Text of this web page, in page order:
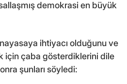
demokrasi en büyük
ihtiyacı olduğunu ve
için çaba gösterdiklerini dile
şunları söyledi: